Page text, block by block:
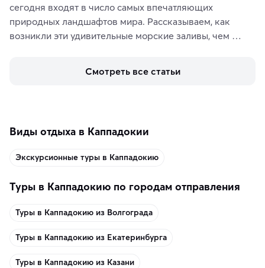
сегодня входят в число самых впечатляющих
природных ландшафтов мира. Рассказываем, как
возникли эти удивительные морские заливы, чем
включить в маршрут по Норвегии.
Смотреть все статьи
Виды отдыха в Каппадокии
Экскурсионные туры в Каппадокию
Туры в Каппадокию по городам отправления
Туры в Каппадокию из Волгограда
Туры в Каппадокию из Екатеринбурга
Туры в Каппадокию из Казани